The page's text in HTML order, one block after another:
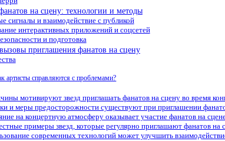
на сцену: технологии и методы
сигналы и взаимодействие с публикой
интерактивных приложений и соцсетей
и подготовка
приглашения фанатов на сцену
артисты справляются с проблемами?
мотивируют звезд приглашать фанатов на сцену во время
и меры предосторожности существуют при приглашении
на концертную атмосферу оказывает участие фанатов на
примеры звезд, которые регулярно приглашают фанатов на
современных технологий может улучшить